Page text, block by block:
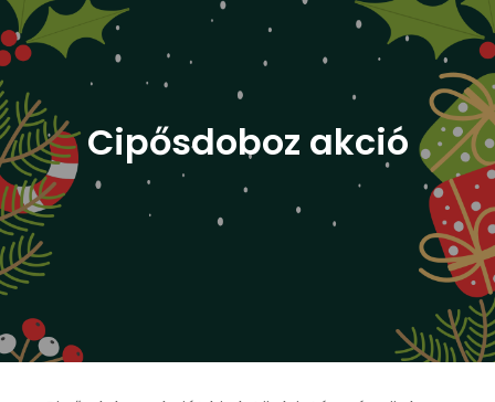
Cipősdoboz akció